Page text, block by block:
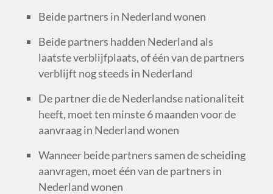
Beide partners in Nederland wonen
Beide partners hadden Nederland als
laatste verblijfplaats, of één van de partners
verblijft nog steeds in Nederland
De partner die de Nederlandse nationaliteit
heeft, moet ten minste 6 maanden voor de
aanvraag in Nederland wonen
Wanneer beide partners samen de scheiding
aanvragen, moet één van de partners in
Nederland wonen